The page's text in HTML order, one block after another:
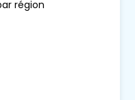
région